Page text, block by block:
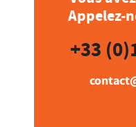
Appelez-
+33